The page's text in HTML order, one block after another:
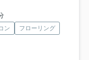
ン
フローリング